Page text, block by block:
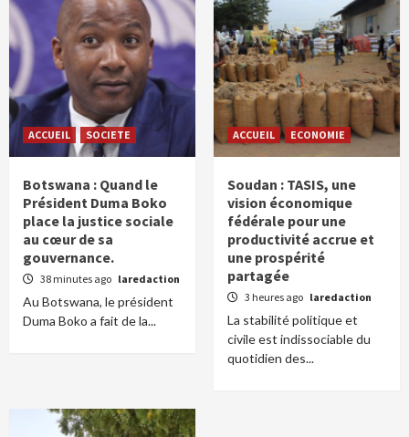
ACCUEIL SOCIETE
Botswana : Quand le
Président Duma Boko
place la justice sociale
au cœur de sa
gouvernance.
38 minutes ago laredaction
Au Botswana, le président
Duma Boko a fait de la...
ACCUEIL ECONOMIE
Soudan : TASIS, une
vision économique
fédérale pour une
productivité accrue et
une prospérité
partagée
3 heures ago laredaction
La stabilité politique et
civile est indissociable du
quotidien des...